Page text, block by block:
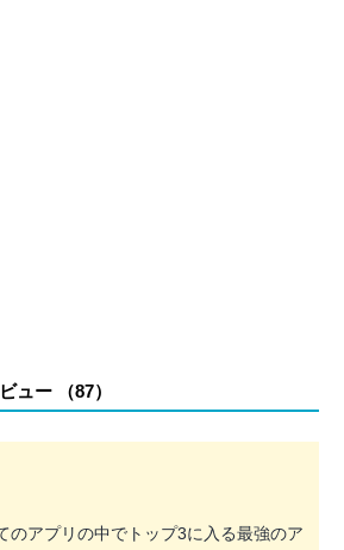
ュー （87）
のアプリの中でトップ3に入る最強のア